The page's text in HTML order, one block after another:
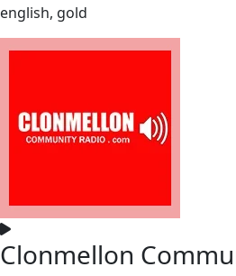
english, gold
Clonmellon